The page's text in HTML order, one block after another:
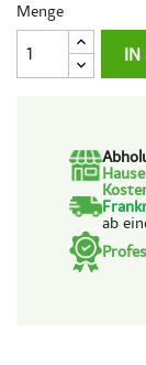
Menge
IN
Hause
ab